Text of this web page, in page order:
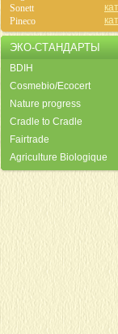
Sonett
Pineco
ЭКО-СТАНДАРТЫ
BDIH
Cosmebio/Ecocert
Nature progress
Cradle to Cradle
Fairtrade
Agriculture Biologique